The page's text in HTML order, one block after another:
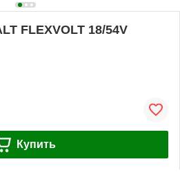
FLEXVOLT 18/54V
Купить